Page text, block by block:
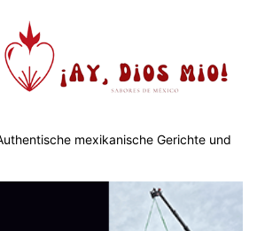
mexikanische Gerichte und